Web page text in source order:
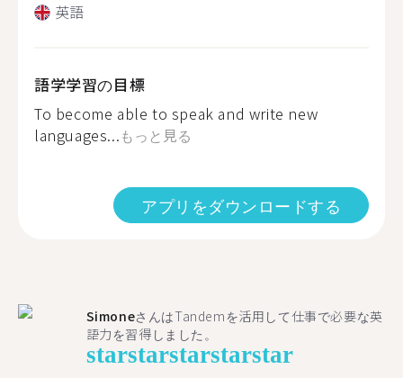
英語
語学学習の目標
To become able to speak and write new
languages...もっと見る
アプリをダウンロードする
SimoneさんはTandemを活用して仕事で必要な英
語力を習得しました。
starstarstarstarstar